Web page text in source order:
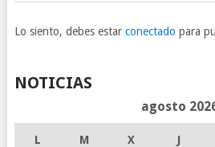
Lo siento, debes estar conectado para
NOTICIAS
agosto
L M X J